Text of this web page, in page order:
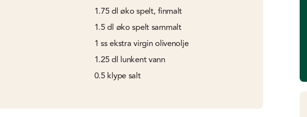
1.75dl øko spelt, finmalt
1.5dl øko spelt sammalt
1 ssekstra virgin olivenolje
1.25dl lunkent vann
0.5 klypesalt